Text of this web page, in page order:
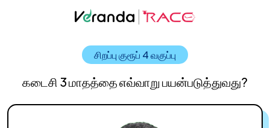
சிறப்பு குரூப் 4 வகுப்பு
கடைசி 3 மாதத்தை எவ்வாறு பயன்படுத்துவது?